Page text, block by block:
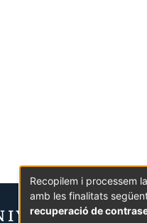
Recopilem i processem
amb les finalitats
recuperació de